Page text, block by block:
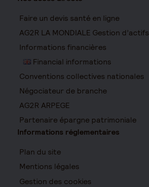
Faire un devis santé en ligne
AG2R LA MONDIALE Gestion d’actifs
Informations financières
Financial informations
Conventions collectives nationales
Négociateur de branche
AG2R ARPEGE
Partenaire épargne patrimoniale
Informations réglementaires
Plan du site
Mentions légales
Gestion des cookies